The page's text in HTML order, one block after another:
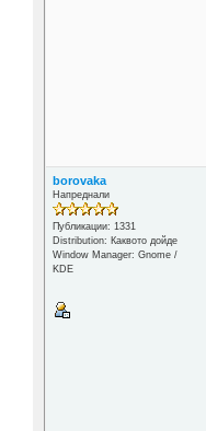
borovaka
Напреднали
Публикации: 1331
Distribution: Каквото дойде
Window Manager: Gnome /
KDE